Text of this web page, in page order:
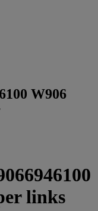
W906
links